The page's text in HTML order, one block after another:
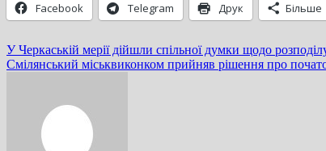
Facebook Telegram Друк Більше
Навігація
записів
У Черкаській мерії дійшли спільної думки щодо
Смілянський міськвиконком прийняв рішення про